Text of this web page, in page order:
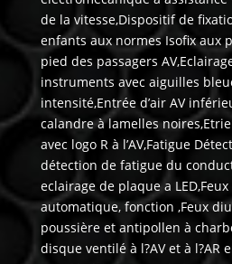
de la vitesse,Dispositif de
enfants aux normes Isofix aux
pied des passagers
instruments avec aiguilles
intensité,Entrée d’air AV
calandre à lamelles
avec logo R à l’AV,Fatigue
détection de fatigue du
eclairage de plaque a
automatique, fonction ,Feux
poussière et antipollen à
disque ventilé à l?AV et à l?AR